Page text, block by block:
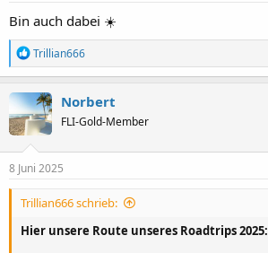
:
Bin auch dabei ☀️
R
e
a
k
t
i
o
n
e
:
Trillian666
Norbert
FLI-Gold-Member
8 Juni 2025
Trillian666 schrieb:
Hier unsere Route unseres Roadtrips 2025: